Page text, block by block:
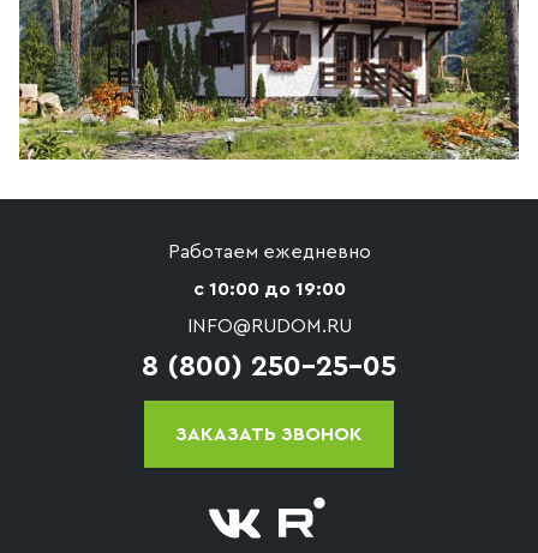
Работаем ежедневно
с 10:00 до 19:00
INFO@RUDOM.RU
8 (800) 250-25-05
ЗАКАЗАТЬ ЗВОНОК